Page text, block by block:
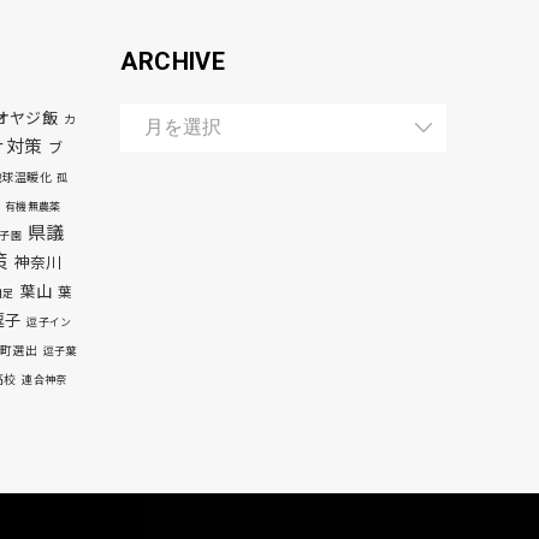
ヤジ飯 カ
対策 ブ
球温暖化 孤
有機無農薬
園 県議
神奈川
葉山 葉
子 逗子イン
選出 逗子葉
校 連合神奈
ARCHIVE